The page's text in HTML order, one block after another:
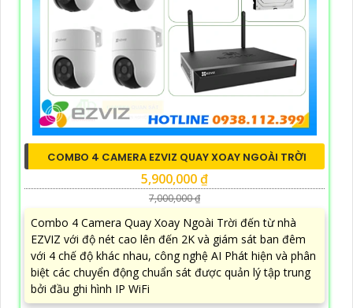
COMBO 4 CAMERA EZVIZ QUAY XOAY NGOÀI TRỜI
5,900,000 ₫
7,000,000 ₫
Combo 4 Camera Quay Xoay Ngoài Trời đến từ nhà
EZVIZ với độ nét cao lên đến 2K và giám sát ban đêm
với 4 chế độ khác nhau, công nghệ AI Phát hiện và phân
biệt các chuyển động chuẩn sát được quản lý tập trung
bởi đầu ghi hình IP WiFi